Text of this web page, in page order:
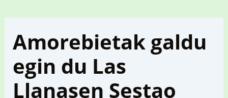
Amorebietak galdu
egin du Las
Llanasen Sestao